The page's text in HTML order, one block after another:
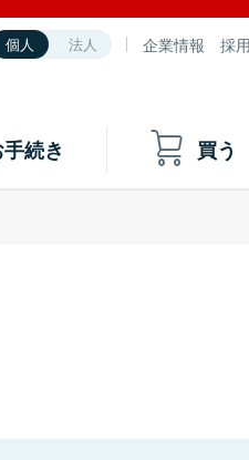
個人 法人 企業情報 採
続き 買う